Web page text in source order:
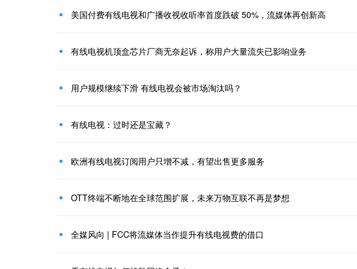
美国付费有线电视和广播收视收听率首度跌破 50%，流媒体再创新高
有线电视机顶盒芯片厂商无奈起诉，称用户大量流失已影响业务
用户规模继续下滑 有线电视会被市场淘汰吗？
有线电视：过时还是宝藏？
欧洲有线电视订阅用户只增不减，有望出售更多服务
OTT终端不断地在全球范围扩展，未来万物互联不再是梦想
全媒风向 | FCC将流媒体当作提升有线电视费的借口